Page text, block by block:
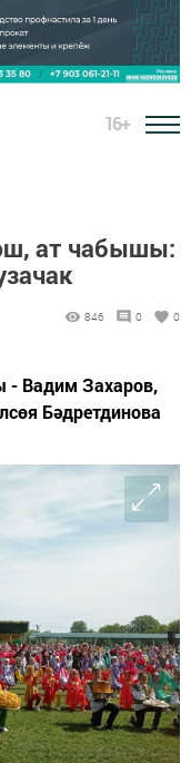
16+
ат чабышы:
846 0 0
- Вадим Захаров,
Бәдретдинова